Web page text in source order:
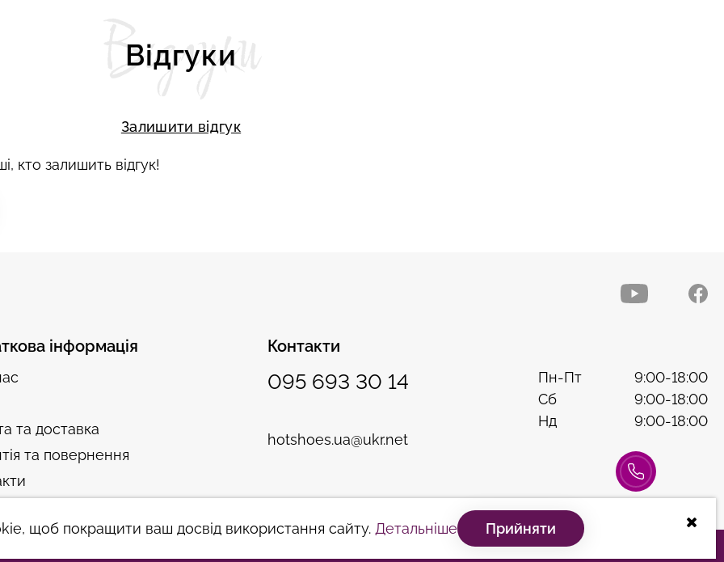
Відгуки
Відгуки
Залишити відгук
кто залишить відгук!
інформація
та доставка
та повернення
Контакти
095 693 30 14
hotshoes.ua@ukr.net
Пн-Пт
9:00-18:00
Сб
9:00-18:00
Нд
9:00-18:00
Розробка сайтуB & W
щоб покращити ваш досвід використання сайту. Детальніше Прийняти